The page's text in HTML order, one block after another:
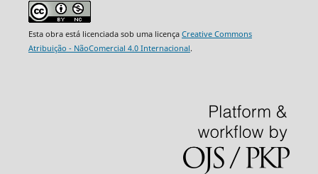
Esta obra está licenciada sob uma licença Creative Commons
Atribuição - NãoComercial 4.0 Internacional.